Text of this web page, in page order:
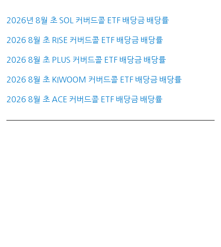
2026년 8월 초 SOL 커버드콜 ETF 배당금 배당률
2026 8월 초 RISE 커버드콜 ETF 배당금 배당률
2026 8월 초 PLUS 커버드콜 ETF 배당금 배당률
2026 8월 초 KIWOOM 커버드콜 ETF 배당금 배당률
2026 8월 초 ACE 커버드콜 ETF 배당금 배당률